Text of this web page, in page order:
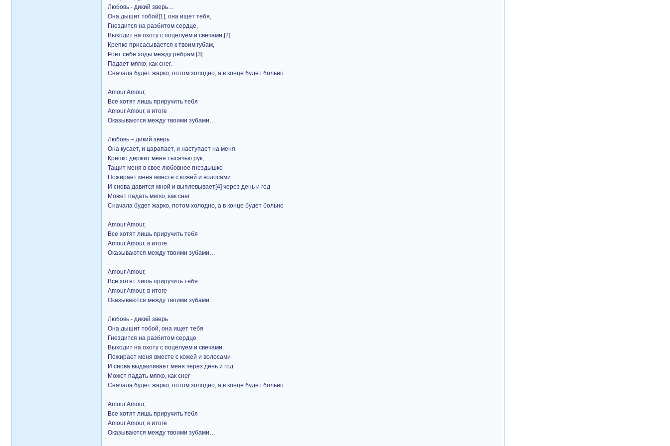
Любовь - дикий зверь…
Она дышит тобой[1], она ищет тебя,
Гнездится на разбитом сердце,
Выходит на охоту с поцелуем и свечами,[2]
Крепко присасывается к твоим губам,
Роет себе ходы между ребрам.[3]
Падает мягко, как снег.
Сначала будет жарко, потом холодно, a в конце будет больно…
Amour Amour,
Все хотят лишь приручить тебя
Amour Amour, в итоге
Оказываются между твоими зубами…
Любовь – дикий зверь
Она кусает, и царапает, и наступает на меня
Крепко держит меня тысячью рук,
Тащит меня в свое любовное гнездышко
Пожирает меня вместе с кожей и волосами
И снова давится мной и выплевывает[4] через день и год
Может падать мягко, как снег
Сначала будет жарко, потом холодно, a в конце будет больно
Amour Amour,
Все хотят лишь приручить тебя
Amour Amour, в итоге
Оказываются между твоими зубами…
Amour Amour,
Все хотят лишь приручить тебя
Amour Amour, в итоге
Оказываются между твоими зубами…
Любовь - дикий зверь
Она дышит тобой, она ищет тебя
Гнездится на разбитом сердце
Выходит на охоту с поцелуем и свечами
Пожирает меня вместе с кожей и волосами
И снова выдавливает меня через день и год
Может падать мягко, как снег
Сначала будет жарко, потом холодно, a в конце будет больно
Amour Amour,
Все хотят лишь приручить тебя
Amour Amour, в итоге
Оказываются между твоими зубами…